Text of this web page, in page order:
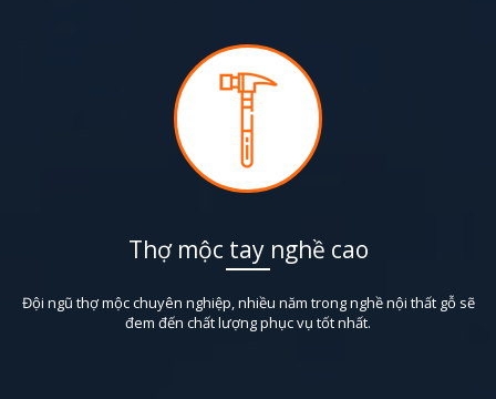
Thợ mộc tay nghề cao
Đội ngũ thợ mộc chuyên nghiệp, nhiều năm trong nghề nội thất gỗ sẽ
đem đến chất lượng phục vụ tốt nhất.